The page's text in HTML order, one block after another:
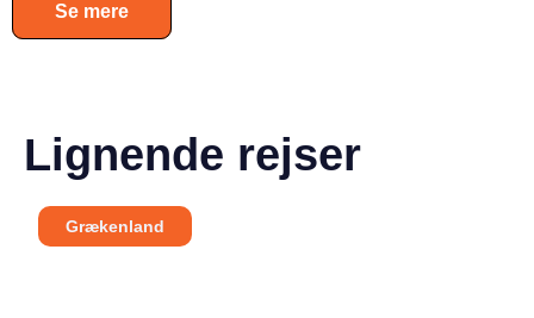
Se mere
Lignende rejser
Grækenland